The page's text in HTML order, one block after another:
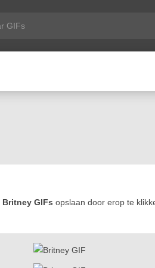
Britney GIFs opslaan door erop te